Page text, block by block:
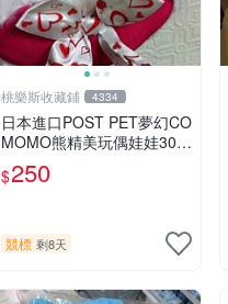
桃樂斯收藏鋪 4334
日本進口POST PET夢幻CO
MOMO熊精美玩偶娃娃30c
m
$250
競標 剩8天